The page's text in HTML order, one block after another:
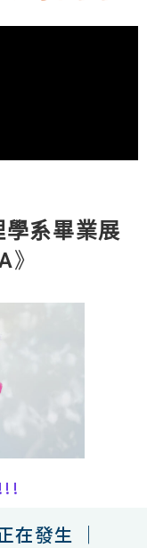
系畢業展
》
在發生 ｜